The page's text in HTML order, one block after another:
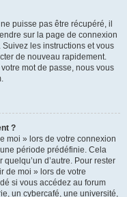
puisse pas être récupéré, il
sur la page de connexion
les instructions et vous
de nouveau rapidement.
mot de passe, nous vous
?
moi » lors de votre connexion
période prédéfinie. Cela
d’autre. Pour rester
de moi » lors de votre
si vous accédez au forum
un cybercafé, une université,